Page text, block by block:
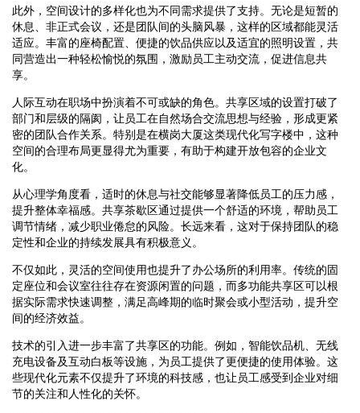
此外，空间设计的多样化也为不同需求提供了支持。无论是短暂的
休息、非正式会议，还是团队间的头脑风暴，这样的区域都能灵活
适应。丰富的座椅配置、便捷的饮品供应以及适宜的照明设置，共
同营造出一种轻松愉悦的氛围，激励员工主动交流，促进信息共
享。
人际互动在职场中扮演着不可或缺的角色。共享区域的设置打破了
部门和层级的隔阂，让员工在自然场合交流思想与经验，形成更紧
密的团队合作关系。特别是在横岗大厦这类现代化写字楼中，这种
空间的合理布局更显得尤为重要，有助于构建开放包容的企业文
化。
从心理学角度看，适时的休息与社交能够显著降低员工的压力感，
提升整体幸福感。共享茶歇区通过提供一个舒适的环境，帮助员工
调节情绪，减少职业倦怠的风险。长远来看，这对于保持团队的稳
定性和企业的持续发展具有积极意义。
不仅如此，灵活的空间使用也提升了办公场所的利用率。传统的固
定座位和会议室往往存在资源闲置的问题，而多功能共享区可以根
据实际需求快速调整，满足高峰期的临时聚会或小型活动，提升空
间的经济效益。
技术的引入进一步丰富了共享区的功能。例如，智能饮品机、无线
充电设备及互动白板等设施，为员工提供了更便捷的使用体验。这
些现代化元素不仅提升了环境的科技感，也让员工感受到企业对细
节的关注和人性化的关怀。